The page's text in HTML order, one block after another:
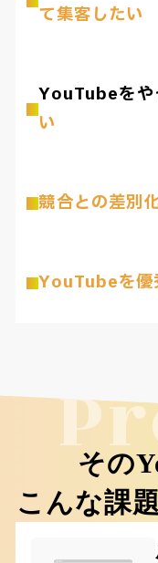
て集客したい
YouTubeをや
い
競合との差別
YouTubeを優
その
こんな課